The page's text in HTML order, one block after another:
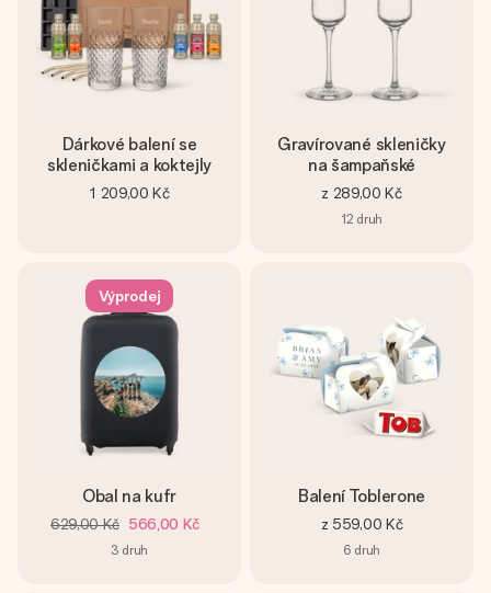
Dárkové balení se
skleničkami a koktejly
1 209,00 Kč
Gravírované skleničky
na šampaňské
z 289,00 Kč
12 druh
Výprodej
Obal na kufr
629,00 Kč 566,00 Kč
3 druh
Balení Toblerone
z 559,00 Kč
6 druh